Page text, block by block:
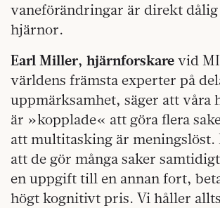
vaneförändringar är direkt
hjärnor.
Earl Miller, hjärnforskare vid
världens främsta experter på
uppmärksamhet, säger att våra
är »kopplade« att göra flera
att multitasking är
att de gör många saker
en uppgift till en annan fort,
högt kognitivt pris. Vi håller